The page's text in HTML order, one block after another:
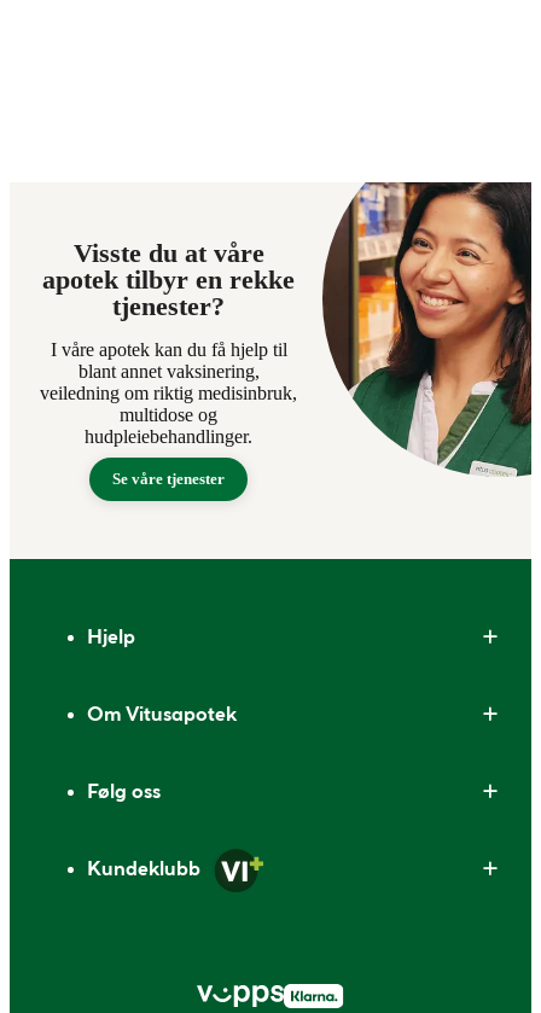
Visste du at våre
apotek tilbyr en rekke
tjenester?
I våre apotek kan du få hjelp til
blant annet vaksinering,
veiledning om riktig medisinbruk,
multidose og
hudpleiebehandlinger.
Se våre tjenester
Hjelp
Om Vitusapotek
Følg oss
Kundeklubb